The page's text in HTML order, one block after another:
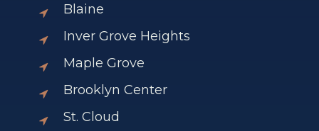
Blaine
Inver Grove Heights
Maple Grove
Brooklyn Center
St. Cloud